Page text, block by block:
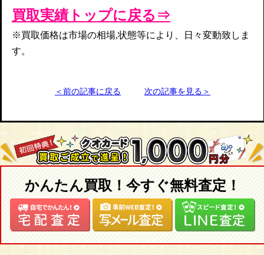
買取実績トップに戻る⇒
※買取価格は市場の相場,状態等により、日々変動致しま
す。
＜前の記事に戻る 次の記事を見る＞
かんたん買取！今すぐ無料査定！